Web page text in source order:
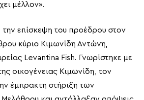
μέλλον».
την επίσκεψη του προέδρου στον
κύριο Κιμωνίδη Αντώνη,
Levantina Fish. Γνωρίστηκε με
οικογένειας Κιμωνίδη, τον
έμπρακτη στήριξη των